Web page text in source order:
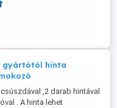
3 méter színe választható
gyártótól hinta
,2 darab hintával
. A hinta lehet